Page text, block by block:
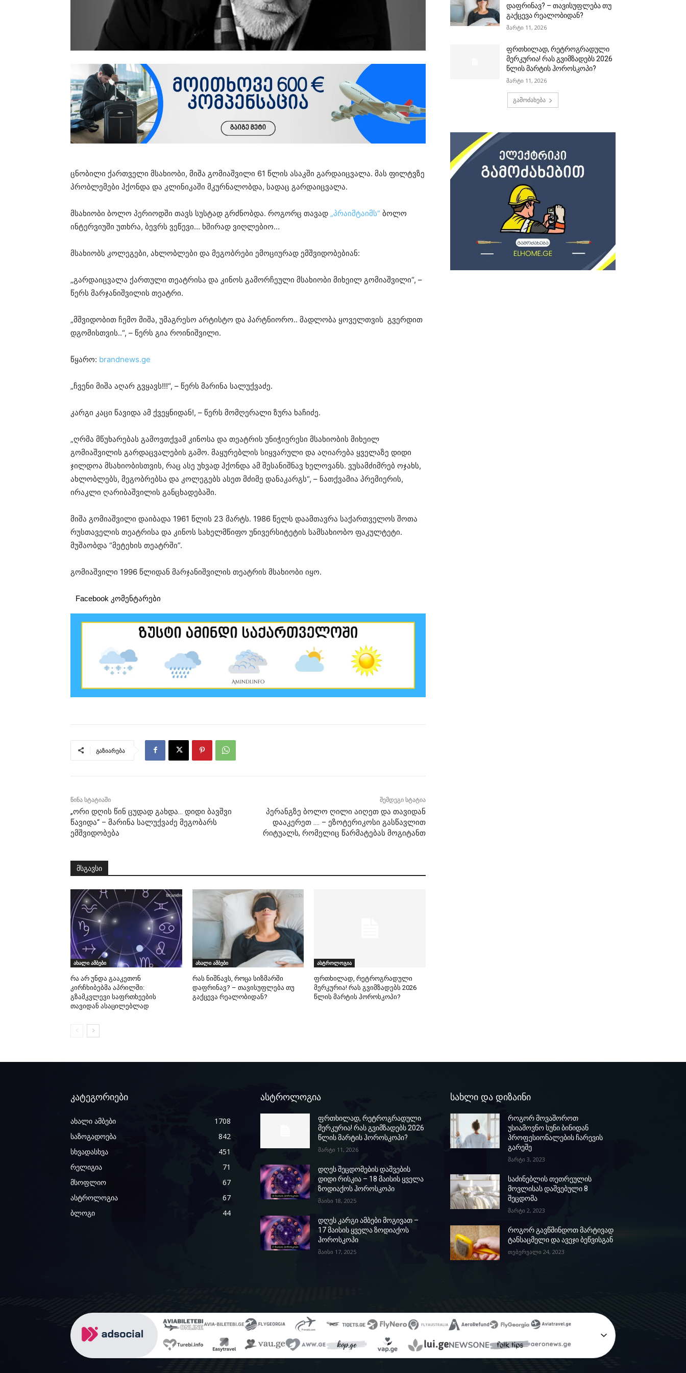
ცნობილი ქართველი მსახიობი, მიშა გომიაშვილი 61 წლის ასაკში გარდაიცვალა. მას ფილტვზე
პრობლემები ჰქონდა და კლინიკაში მკურნალობდა, სადაც გარდაიცვალა.
მსახიობი ბოლო პერიოდში თავს სუსტად გრძნობდა. როგორც თავად „პრაიმტაიმს“ ბოლო
ინტერვიუში უთხრა, ბევრს ვეწევი… ხშირად ვიღლებიო…
მსახიობს კოლეგები, ახლობლები და მეგობრები ემოციურად ემშვიდობებიან:
„გარდაიცვალა ქართული თეატრისა და კინოს გამორჩეული მსახიობი მიხეილ გომიაშვილი“, –
წერს მარჯანიშვილის თეატრი.
„მშვიდობით ჩემო მიშა, უმაგრესო არტისტო და პარტნიორო.. მადლობა ყოველთვის გვერდით
დგომისთვის..“, – წერს გია როინიშვილი.
წყარო: brandnews.ge
„ჩვენი მიშა აღარ გვყავს!!!“, – წერს მარინა სალუქვაძე.
კარგი კაცი წავიდა ამ ქვეყნიდან!, – წერს მომღერალი ზურა ხაჩიძე.
„ღრმა მწუხარებას გამოვთქვამ კინოსა და თეატრის უნიჭიერესი მსახიობის მიხეილ
გომიაშვილის გარდაცვალების გამო. მაყურებლის სიყვარული და აღიარება ყველაზე დიდი
ჯილდოა მსახიობისთვის, რაც ასე უხვად ჰქონდა ამ შესანიშნავ ხელოვანს. ვუსამძიმრებ ოჯახს,
ახლობლებს, მეგობრებსა და კოლეგებს ასეთ მძიმე დანაკარგს“, – ნათქვამია პრემიერის,
ირაკლი ღარიბაშვილის განცხადებაში.
მიშა გომიაშვილი დაიბადა 1961 წლის 23 მარტს. 1986 წელს დაამთავრა საქართველოს შოთა
რუსთაველის თეატრისა და კინოს სახელმწიფო უნივერსიტეტის სამსახიობო ფაკულტეტი.
მუშაობდა “მეტეხის თეატრში”.
გომიაშვილი 1996 წლიდან მარჯანიშვილის თეატრის მსახიობი იყო.
Facebook კომენტარები
გაზიარება
წინა სტატიაში
„ორი დღის წინ ცუდად გახდა… დიდი ბავშვი
წავიდა“ – მარინა სალუქვაძე მეგობარს
ემშვიდობება
შემდეგი სტატია
პერანგზე ბოლო ღილი აიღეთ და თავიდან
დააკერეთ …. – ეზოტერიკოსი გასწავლით
რიტუალს, რომელიც წარმატებას მოგიტანთ
მსგავსი
ახალი ამბები
რა არ უნდა გააკეთონ
კირჩხიბებმა აპრილში:
გზამკვლევი საფრთხეების
თავიდან ასაცილებლად
ახალი ამბები
რას ნიშნავს, როცა სიზმარში
დაფრინავ? – თავისუფლება თუ
გაქცევა რეალობიდან?
ასტროლოგია
ფრთხილად, რეტროგრადული
მერკურია! რას გვიმზადებს 2026
წლის მარტის ჰოროსკოპი?
დაფრინავ? – თავისუფლება თუ
გაქცევა რეალობიდან?
მარტი 11, 2026
ფრთხილად, რეტროგრადული
მერკურია! რას გვიმზადებს 2026
წლის მარტის ჰოროსკოპი?
მარტი 11, 2026
გამოძახება
კატეგორიები
ახალი ამბები
1708
საზოგადოება
842
სხვადასხვა
451
რელიგია
71
მსოფლიო
67
ასტროლოგია
67
ბლოგი
44
ასტროლოგია
ფრთხილად, რეტროგრადული
მერკურია! რას გვიმზადებს 2026
წლის მარტის ჰოროსკოპი?
მარტი 11, 2026
დღეს შეცდომების დაშვების
დიდი რისკია – 18 მაისის ყველა
ზოდიაქოს ჰოროსკოპი
მაისი 18, 2025
დღეს კარგი ამბები მოგივათ –
17 მაისის ყველა ზოდიაქოს
ჰოროსკოპი
მაისი 17, 2025
სახლი და დიზაინი
როგორ მოვაშოროთ
უსიამოვნო სუნი ბინიდან
პროფესიონალების ჩარევის
გარეშე
მარტი 3, 2023
საძინებლის თეთრეულის
მოვლისას დაშვებული 8
შეცდომა
მარტი 2, 2023
როგორ გავწმინდოთ მარტივად
ტანსაცმელი და ავეჯი ბეწვისგან
თებერვალი 24, 2023